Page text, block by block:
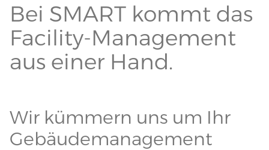
Bei SMART kommt das
Facility-Management
aus einer Hand.
Wir kümmern uns um Ihr
Gebäudemanagement